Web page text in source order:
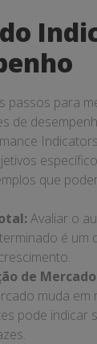
passos para
de
que
Avaliar o
é um
de
muda em
pode indicar